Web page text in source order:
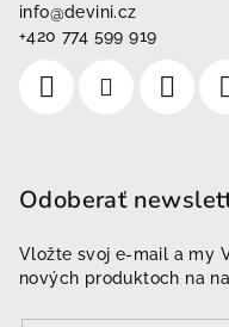
info@devini.cz
+420 774 599 919
Odoberať
Vložte svoj e-mail a my
nových produktoch na